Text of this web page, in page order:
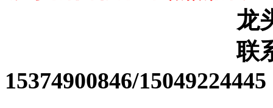
龙头拐
联系电
15374900846/15049224445